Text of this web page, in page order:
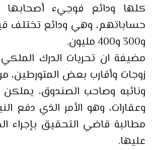
كلها ودائع فوجيء أصحابها
و300 و400 مليون.
مضيفة ان تحريات الدرك
زوجات وأقارب بعض المتورطين،
ونائبه وصاحب الصندوق،
وعقارات، وهو الأمر الذي دفع
مطالبة قاضي التحقيق بإجراء
عليها.